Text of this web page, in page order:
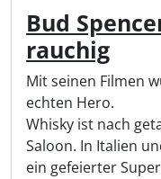
Bud
rauchig
Mit seinen Filmen
echten Hero.
Whisky ist nach
Saloon. In Italien
ein gefeierter
Umhängetaschen